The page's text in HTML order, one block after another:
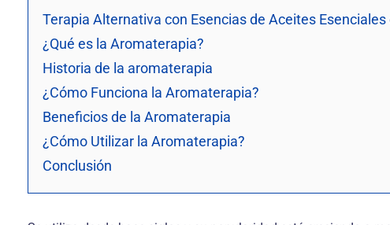
Terapia Alternativa con Esencias de Aceites
¿Qué es la Aromaterapia?
Historia de la aromaterapia
¿Cómo Funciona la Aromaterapia?
Beneficios de la Aromaterapia
¿Cómo Utilizar la Aromaterapia?
Conclusión